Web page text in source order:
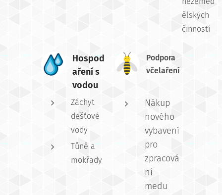
ělských
činností
Hospod
aření s
vodou
Záchyt
dešťové
vody
Tůně a
mokřady
Podpora
včelaření
Nákup
nového
vybavení
pro
zpracová
ní
medu